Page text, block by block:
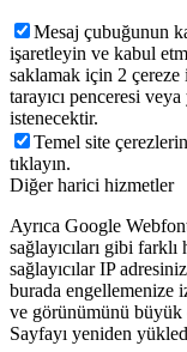
Mesaj çubuğunun
işaretleyin ve kabul
saklamak için 2
tarayıcı penceresi
istenecektir.
Temel site
tıklayın.
Diğer harici hizmetler
Ayrıca Google
sağlayıcıları gibi
sağlayıcılar IP
burada engellemenize
ve görünümünü büyük
Sayfayı yeniden